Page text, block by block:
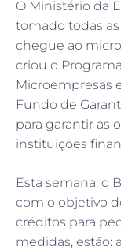
O Ministério da
tomado todas
chegue ao
criou o
Microempresas
Fundo de
para garantir as
instituições
Esta semana, o
com o objetivo
créditos para
medidas, estão: